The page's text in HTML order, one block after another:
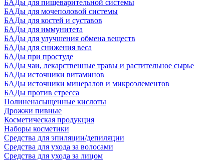
БАДы для пищеварительной системы
БАДы для мочеполовой системы
БАДы для костей и суставов
БАДы для иммунитета
БАДы для улучшения обмена веществ
БАДы для снижения веса
БАДы при простуде
БАДы чаи, лекарственные травы и растительное сырье
БАДы источники витаминов
БАДы источники минералов и микроэлементов
БАДы против стресса
Полиненасыщенные кислоты
Дрожжи пивные
Косметическая продукция
Наборы косметики
Средства для эпиляции/депиляции
Средства для ухода за волосами
Средства для ухода за лицом